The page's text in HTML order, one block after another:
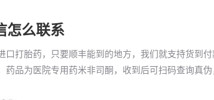
怎么联系
打胎药，只要顺丰能到的地方，我们就支持货到付
品为医院专用药米非司酮，收到后可扫码查询真伪